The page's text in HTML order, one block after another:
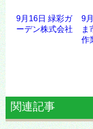
9月16日 緑彩ガ
ーデン株式会社
9
ま
作
関連記事